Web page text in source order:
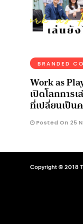
BRANDED
Work as
เปิดโลกการ
ที่เปลี่ยนเป็น
Posted On 25
Copyright © 2018